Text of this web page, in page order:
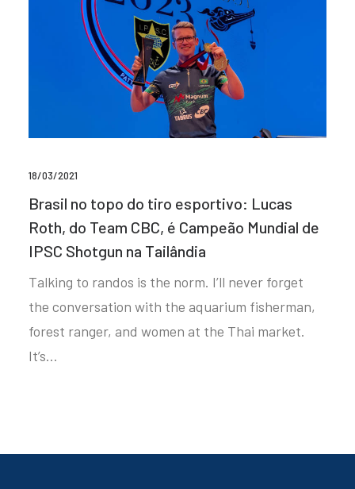
18/03/2021
Brasil no topo do tiro esportivo: Lucas
Roth, do Team CBC, é Campeão Mundial de
IPSC Shotgun na Tailândia
Talking to randos is the norm. I’ll never forget
the conversation with the aquarium fisherman,
forest ranger, and women at the Thai market.
It’s…